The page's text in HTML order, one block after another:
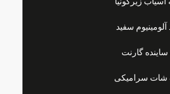
آلومینیوم سفید
گارنت
شات سرامیکی